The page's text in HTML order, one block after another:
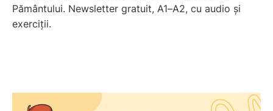
Pământului. Newsletter gratuit, A1–A2, cu audio și
exerciții.